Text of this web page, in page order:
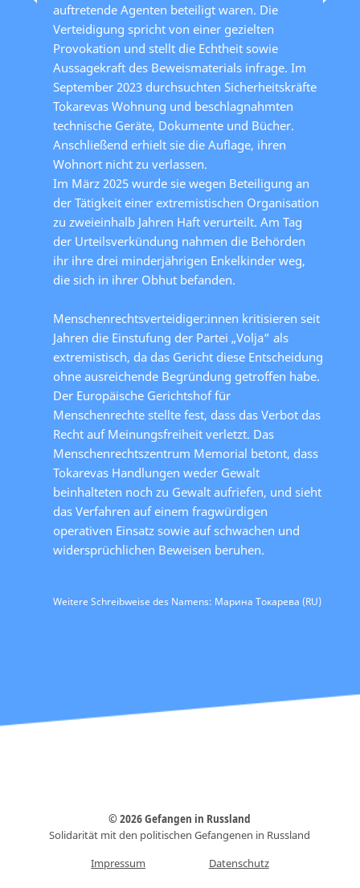
auftretende Agenten beteiligt waren. Die
Verteidigung spricht von einer gezielten
Provokation und stellt die Echtheit sowie
Aussagekraft des Beweismaterials infrage. Im
September 2023 durchsuchten Sicherheitskräfte
Tokarevas Wohnung und beschlagnahmten
technische Geräte, Dokumente und Bücher.
Anschließend erhielt sie die Auflage, ihren
Wohnort nicht zu verlassen.
Im März 2025 wurde sie wegen Beteiligung an
der Tätigkeit einer extremistischen Organisation
zu zweieinhalb Jahren Haft verurteilt. Am Tag
der Urteilsverkündung nahmen die Behörden
ihr ihre drei minderjährigen Enkelkinder weg,
die sich in ihrer Obhut befanden.
Menschenrechtsverteidiger:innen kritisieren seit
Jahren die Einstufung der Partei „Volja“ als
extremistisch, da das Gericht diese Entscheidung
ohne ausreichende Begründung getroffen habe.
Der Europäische Gerichtshof für
Menschenrechte stellte fest, dass das Verbot das
Recht auf Meinungsfreiheit verletzt. Das
Menschenrechtszentrum Memorial betont, dass
Tokarevas Handlungen weder Gewalt
beinhalteten noch zu Gewalt aufriefen, und sieht
das Verfahren auf einem fragwürdigen
operativen Einsatz sowie auf schwachen und
widersprüchlichen Beweisen beruhen.
Weitere Schreibweise des Namens: Марина Токарева (RU)
© 2026 Gefangen in Russland
Solidarität mit den politischen Gefangenen in Russland
Impressum
Datenschutz